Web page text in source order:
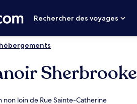
Rechercher des voyages
Sherbrooke
loin de Rue Sainte-Catherine